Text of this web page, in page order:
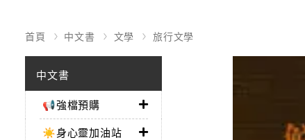
首頁 中文書 文學 旅行文學
中文書
📢強檔預購
☀️身心靈加油站